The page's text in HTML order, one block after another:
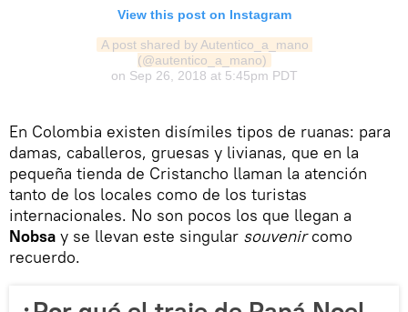
View this post on Instagram
A post shared by Autentico_a_mano
(@autentico_a_mano)
on Sep 26, 2018 at 5:45pm PDT
En Colombia existen disímiles tipos de ruanas: para
damas, caballeros, gruesas y livianas, que en la
pequeña tienda de Cristancho llaman la atención
tanto de los locales como de los turistas
internacionales. No son pocos los que llegan a
Nobsa y se llevan este singular souvenircomo
recuerdo.